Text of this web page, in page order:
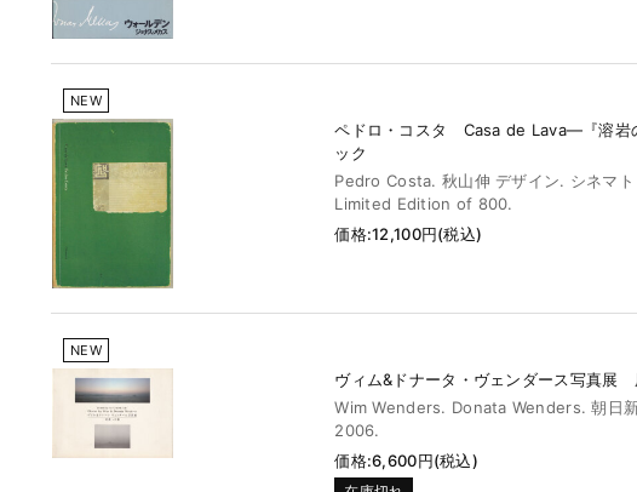
NEW
ペドロ・コスタ Casa de Lava―『溶岩
ック
Pedro Costa. 秋山伸 デザイン. シネマ
Limited Edition of 800.
価格:12,100円(税込)
NEW
ヴィム&ドナータ・ヴェンダース写真展
Wim Wenders. Donata Wenders. 朝日
2006.
価格:6,600円(税込)